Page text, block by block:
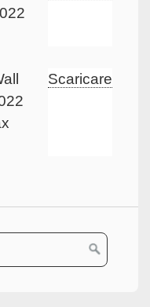
Scaricare